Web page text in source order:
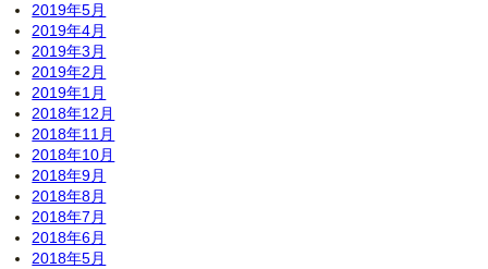
2019年5月
2019年4月
2019年3月
2019年2月
2019年1月
2018年12月
2018年11月
2018年10月
2018年9月
2018年8月
2018年7月
2018年6月
2018年5月